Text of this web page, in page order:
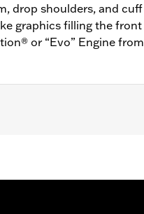
drop shoulders, and cuff
graphics filling the front
or “Evo” Engine from